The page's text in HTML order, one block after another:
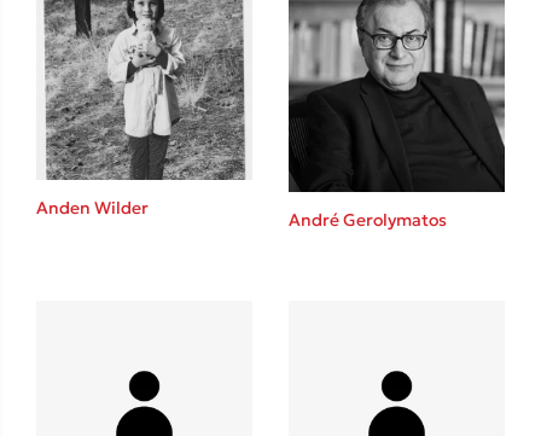
Anden Wilder
André Gerolymatos